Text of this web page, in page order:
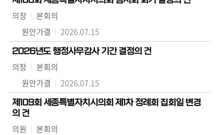
의장
본회의
원안가결
2026.07.15
2026년도 행정사무감사 기간 결정의 건
의장
본회의
원안가결
2026.07.15
제109회 세종특별자치시의회 제1차 정례회 집회일 변경
의 건
의원
본회의